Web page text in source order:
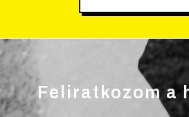
Feliratkozom a